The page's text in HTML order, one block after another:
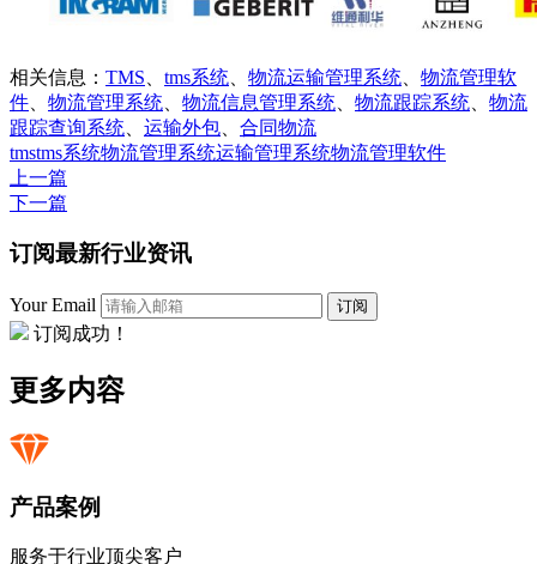
相关信息： TMS tms系统 物流运输管理系统
物流管理软
件
物流管理系统 物流信息管理系统 物流跟踪系统
物流
跟踪查询系统
运输外包
合同物流
tmstms系统物流管理系统运输管理系统物流管理软件
上一篇
下一篇
订阅最新行业资讯
Your Email 订阅
订阅成功！
更多内容
产品案例
服务于行业顶尖客户